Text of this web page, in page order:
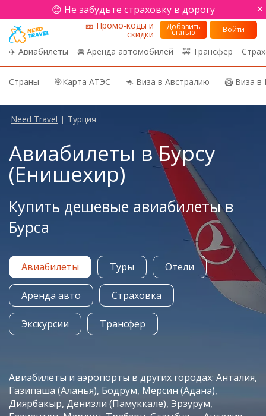
😊 Не забудьте страховку в дорогу ×
✈️ Авиабилеты 🚘 Аренда автомобилей 🚕 Трансфер
🎫 Промо-коды и
скидки
Добавить
статью Войти
Страны 🎯Карта АТЭС 🦘 Виза в Австралию 🥝 Виза
Need Travel | Турция
Авиабилеты в Бурсу
(Енишехир)
Купить дешевые авиабилеты в
Бурса
Авиабилеты Туры Отели
Аренда авто Страховка
Экскурсии Трансфер
Авиабилеты и аэропорты в других городах: Анталия
Газипаша (Аланья) Бодрум Мерсин (Адана)
Диярбакыр Денизли (Памуккале) Эрзурум